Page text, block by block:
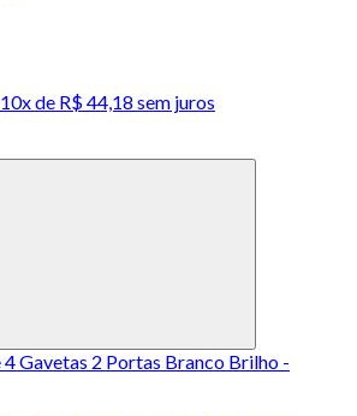
10x de R$ 44,18 sem juros